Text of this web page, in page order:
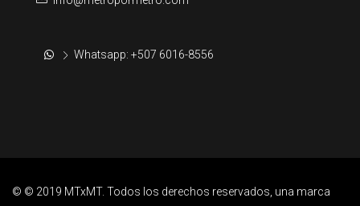
Whatsapp: +507 6016-8556
© © 2019 MTxMT. Todos los derechos reservados, una marca